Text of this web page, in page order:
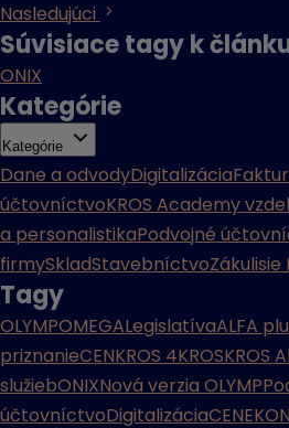
Nasledujúci
Súvisiace tagy k
ONIX
Kategórie
Kategórie
Dane a odvodyDigitalizácia
účtovníctvoKROS Academy
a personalistikaPodvojné
firmySkladStavebníctvoZákulisie
Tagy
OLYMPOMEGALegislatívaALFA
priznanieCENKROS 4KROSKROS
služiebONIXNová verzia OLYMP
účtovníctvoDigitalizáciaCENEKON